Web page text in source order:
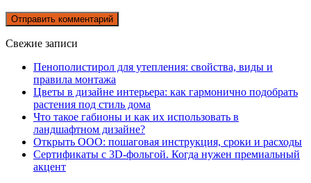
Свежие записи
Пенополистирол для утепления: свойства, виды и
правила монтажа
Цветы в дизайне интерьера: как гармонично подобрать
растения под стиль дома
Что такое габионы и как их использовать в
ландшафтном дизайне?
Открыть ООО: пошаговая инструкция, сроки и расходы
Сертификаты с 3D-фольгой. Когда нужен премиальный
акцент